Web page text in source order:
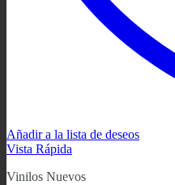
Añadir a la lista de deseos
Vista Rápida
Vinilos Nuevos